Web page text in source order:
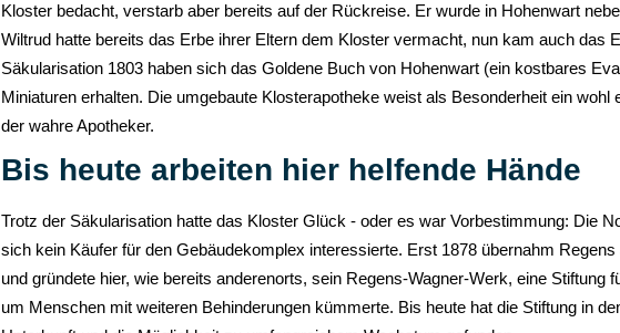
Kloster bedacht, verstarb aber bereits auf der Rückreise. Er wurde in Hohenwart
Wiltrud hatte bereits das Erbe ihrer Eltern dem Kloster vermacht, nun kam auch das
Säkularisation 1803 haben sich das Goldene Buch von Hohenwart (ein kostbares
Miniaturen erhalten. Die umgebaute Klosterapotheke weist als Besonderheit ein
der wahre Apotheker.
Bis heute arbeiten hier helfende Hände
Trotz der Säkularisation hatte das Kloster Glück - oder es war Vorbestimmung: Die
sich kein Käufer für den Gebäudekomplex interessierte. Erst 1878 übernahm
und gründete hier, wie bereits anderenorts, sein Regens-Wagner-Werk, eine Stiftung
um Menschen mit weiteren Behinderungen kümmerte. Bis heute hat die Stiftung in